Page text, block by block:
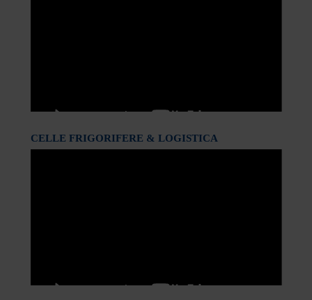
CELLE FRIGORIFERE & LOGISTICA